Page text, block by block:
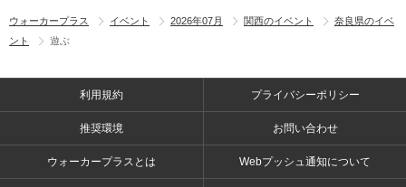
ウォーカープラス イベント 2026年07月 関西のイベント
奈良県のイベ
ント
遊ぶ
利用規約 プライバシーポリシー
推奨環境 お問い合わせ
ウォーカープラスとは Webプッシュ通知について